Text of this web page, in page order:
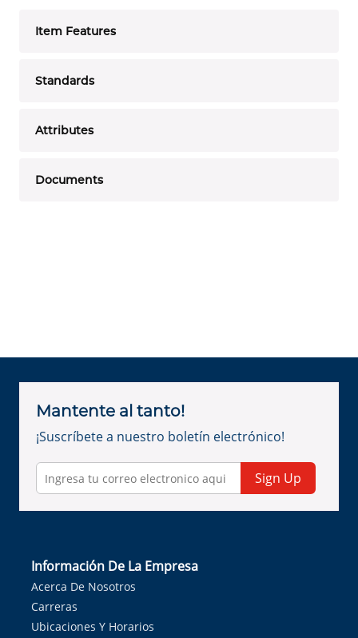
Item Features
Standards
Attributes
Documents
Mantente al tanto!
¡Suscríbete a nuestro boletín electrónico!
Sign Up
Información De La Empresa
Acerca De Nosotros
Carreras
Ubicaciones Y Horarios